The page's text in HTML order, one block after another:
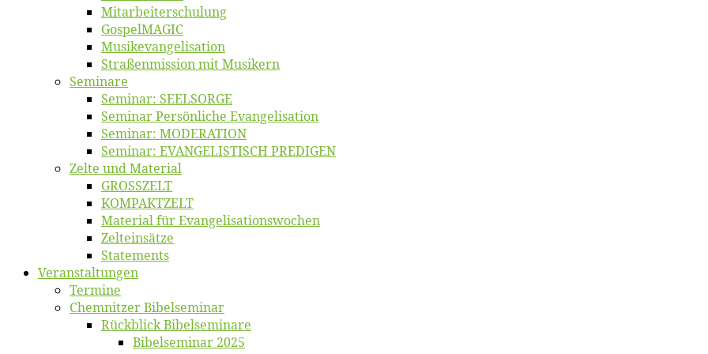
Mitarbeiter­schulung
Gos­pel­MA­GIC
Musikevan­ge­li­sa­tion
Straßenmis­sion mit Musikern
Se­mi­na­re
Se­mi­nar: SEELSORGE
Se­mi­nar Per­sön­li­che Evangelisation
Se­mi­nar: MODERATION
Se­mi­nar: EVANGELISTISCH PREDIGEN
Zel­te und Material
GROSSZELT
KOMPAKTZELT
Ma­te­ri­al für Evangelisationswochen
Zelt­ein­sät­ze
State­ments
Ver­an­stal­tun­gen
Ter­mi­ne
Chemnit­zer Bibelseminar
Rück­blick Bibelseminare
Bi­bel­se­mi­nar 2025